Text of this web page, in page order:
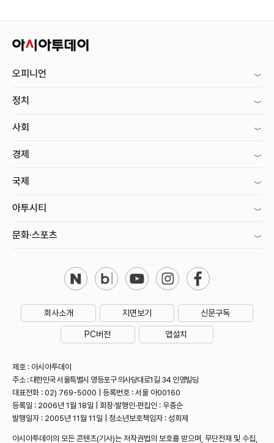
오피니언
정치
사회
경제
국제
아투시티
문화·스포츠
회사소개 지면보기 신문구독
PC버전 앱설치
제호 : 아시아투데이
주소 : 대한민국 서울특별시 영등포구 의사당대로1길 34 인영빌딩
대표전화 : 02) 769-5000 | 등록번호 : 서울 아00160
등록일 : 2006년 1월 18일 | 회장·발행인·편집인 : 우종순
발행일자 : 2005년 11월 11일 | 청소년보호책임자 : 성희제
아시아투데이의 모든 콘텐츠(기사)는 저작권법의 보호를 받으며, 무단전재 및 수집,